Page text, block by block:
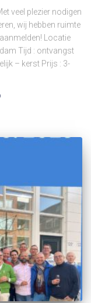
veel plezier nodigen
wij hebben ruimte
Locatie
Tijd : ontvangst
– kerst Prijs : 3-